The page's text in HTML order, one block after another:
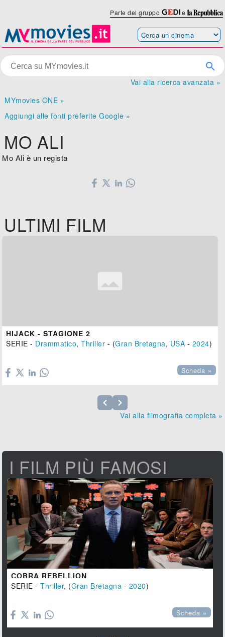
Parte del gruppo e
Vai alla ricerca avanzata »
MYmovies ONE »
Aggiungi alle fonti preferite Google »
MO ALI
Mo Ali è un regista
ULTIMI FILM
HIJACK - STAGIONE 2
SERIE - Drammatico,Thriller - (Gran Bretagna, USA - 2024)
Scheda »
Vai alla filmografia completa »
I FILM PIÙ FAMOSI
COBRA REBELLION
SERIE -Thriller, (Gran Bretagna - 2020)
Scheda »